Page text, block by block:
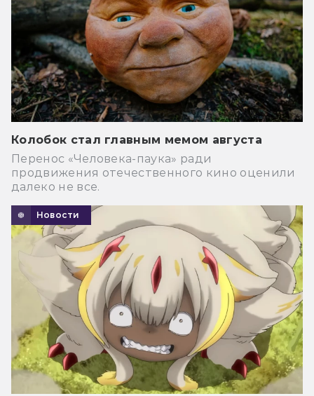
Колобок стал главным мемом августа
Перенос «Человека-паука» ради
продвижения отечественного кино оценили
далеко не все.
Новости